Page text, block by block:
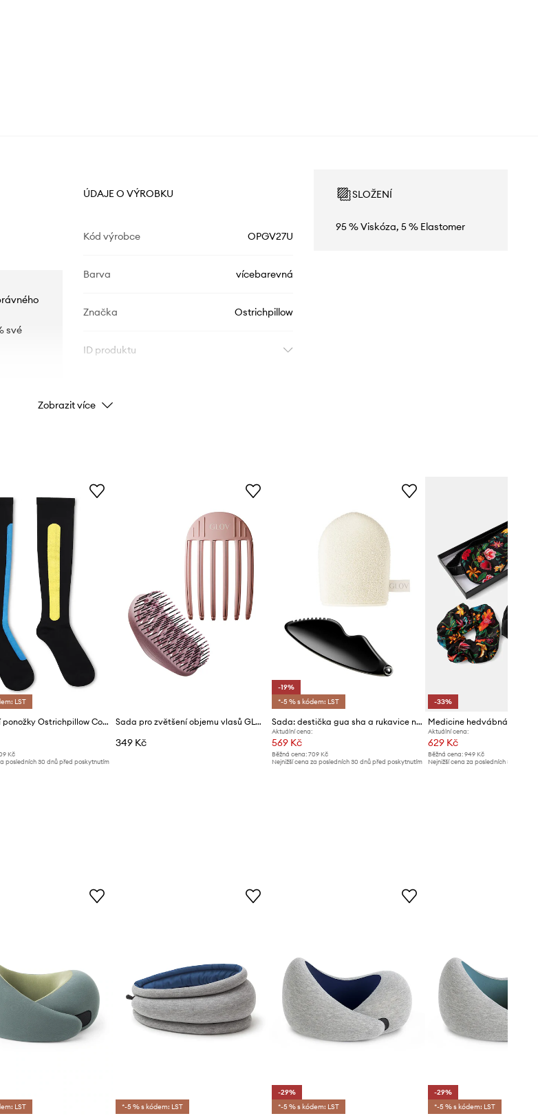
své
ÚDAJE O VÝROBKU
Kód výrobce OPGV27U
Barva vícebarevná
Značka Ostrichpillow
ID produktu
SLOŽENÍ
95 % Viskóza, 5 % Elastomer
Zobrazit více
LST
Kompresní ponožky Ostrichpillow Compression
Kč
posledních 30 dnů před poskytnutím
Sada pro zvětšení objemu vlasů GLOV Volume Whisperers
349 Kč
-19%
*-5 % s kódem: LST
Sada: destička gua sha a rukavice na odličování GLOV Face Architecture Set
Aktuální cena:
569 Kč
Běžná cena:709 Kč
Nejnižší cena za posledních 30 dnů před poskytnutím
-33%
Aktuální cena:
629 Kč
Běžná cena: 949 Kč
Nejnižší cena za posledních 30 dnů
LST
*-5 % s kódem: LST
-29%
*-5 % s kódem: LST
-29%
*-5 % s kódem: LST